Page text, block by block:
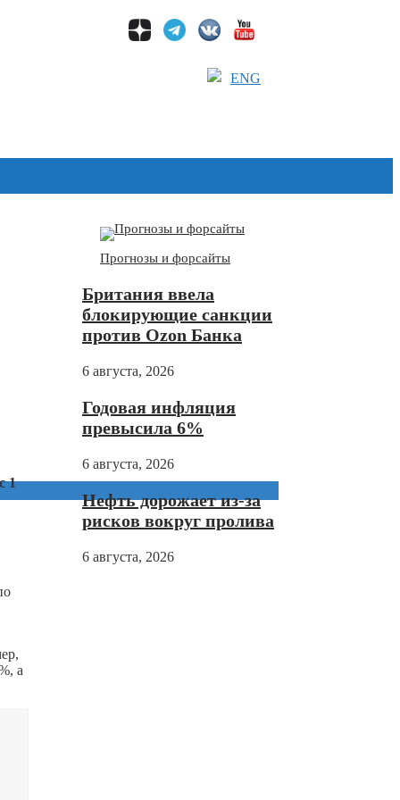
ENG
1
а
Прогнозы и форсайты
Британия ввела
блокирующие санкции
против Ozon Банка
6 августа, 2026
Годовая инфляция
превысила 6%
6 августа, 2026
Нефть дорожает из-за
рисков вокруг пролива
6 августа, 2026